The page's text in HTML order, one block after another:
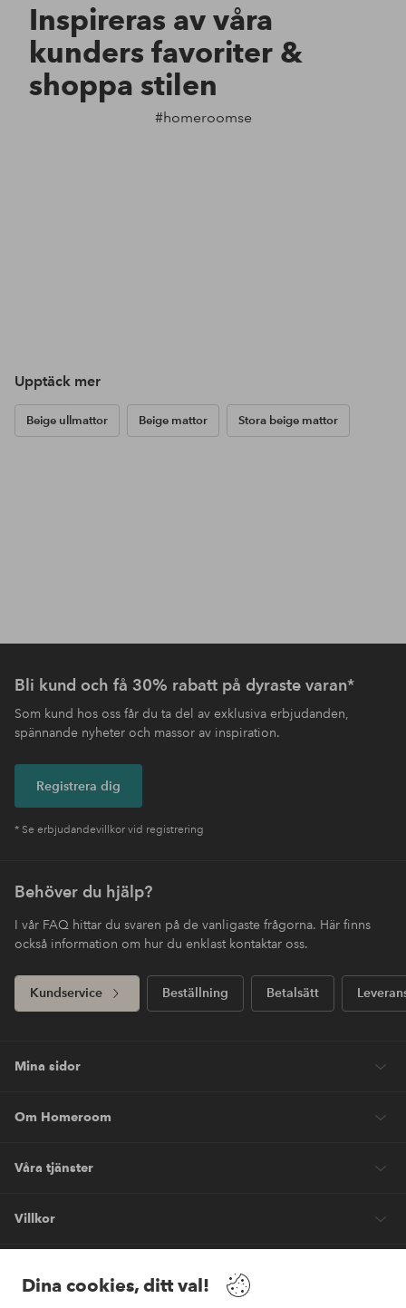
Dina cookies, ditt val!
Inspireras av våra
kunders favoriter &
shoppa stilen
#homeroomse
Upptäck mer
Beige ullmattor Beige mattor Stora beige mattor
Bli kund och få 30% rabatt på dyraste varan*
Som kund hos oss får du ta del av exklusiva erbjudanden,
spännande nyheter och massor av inspiration.
Registrera dig
* Se erbjudandevillkor vid registrering
Behöver du hjälp?
I vår FAQ hittar du svaren på de vanligaste frågorna. Här finns
också information om hur du enklast kontaktar oss.
Kundservice Beställning Betalsätt
Mina sidor
Om Homeroom
Våra tjänster
Villkor